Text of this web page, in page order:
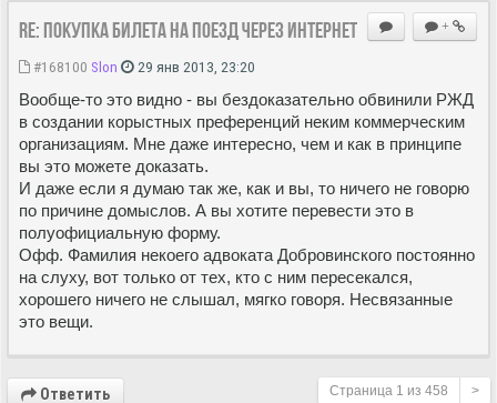
+
Re: Покупка билета на поезд через Интернет
#168100 Slon 29 янв 2013, 23:20
Вообще-то это видно - вы бездоказательно обвинили РЖД
в создании корыстных преференций неким коммерческим
организациям. Мне даже интересно, чем и как в принципе
вы это можете доказать.
И даже если я думаю так же, как и вы, то ничего не говорю
по причине домыслов. А вы хотите перевести это в
полуофициальную форму.
Офф. Фамилия некоего адвоката Добровинского постоянно
на слуху, вот только от тех, кто с ним пересекался,
хорошего ничего не слышал, мягко говоря. Несвязанные
это вещи.
Ответить Страница 1 из 458 >